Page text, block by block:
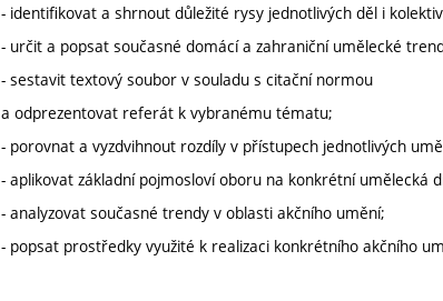
- identifikovat a shrnout důležité rysy jednotlivých děl i
- určit a popsat současné domácí a zahraniční umělecké
- sestavit textový soubor v souladu s citační normou
a odprezentovat referát k vybranému tématu;
- porovnat a vyzdvihnout rozdíly v přístupech jednotlivých
- aplikovat základní pojmosloví oboru na konkrétní umělecká
- analyzovat současné trendy v oblasti akčního umění;
- popsat prostředky využité k realizaci konkrétního akčního